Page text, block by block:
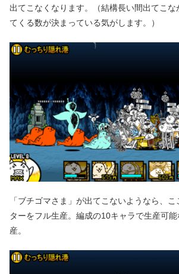
出てこなくなります。（結構長い間出てこな
てくる数が決まっている気がします。）
「ブチゴマさま」が出てこないようなら、
ターをフル生産。編成の10キャラで生産可
産。